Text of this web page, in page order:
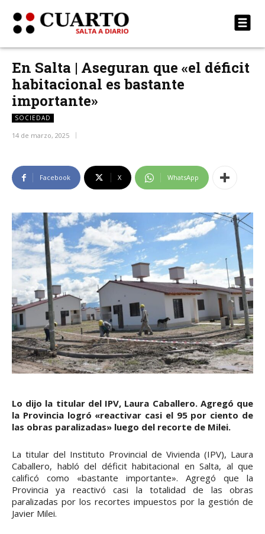
En Salta | Aseguran que «el déficit
habitacional es bastante
importante»
SOCIEDAD
14 de marzo, 2025
Facebook X WhatsApp
Lo dijo la titular del IPV, Laura Caballero. Agregó que
la Provincia logró «reactivar casi el 95 por ciento de
las obras paralizadas» luego del recorte de Milei.
La titular del Instituto Provincial de Vivienda (IPV), Laura
Caballero, habló del déficit habitacional en Salta, al que
calificó como «bastante importante». Agregó que la
Provincia ya reactivó casi la totalidad de las obras
paralizadas por los recortes impuestos por la gestión de
Javier Milei.